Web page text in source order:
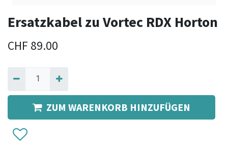
Ersatzkabel zu Vortec RDX Horton
CHF 89.00
ZUM WARENKORB HINZUFÜGEN